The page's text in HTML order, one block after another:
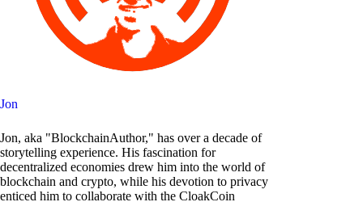
Jon
Jon, aka "BlockchainAuthor," has over a decade of
storytelling experience. His fascination for
decentralized economies drew him into the world of
blockchain and crypto, while his devotion to privacy
enticed him to collaborate with the CloakCoin